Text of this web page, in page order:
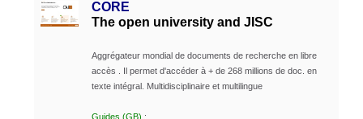
CORE
The open university and JISC
Aggrégateur mondial de documents de recherche en libre
accès . Il permet d'accéder à + de 268 millions de doc. en
texte intégral. Multidisciplinaire et multilingue
Guides (GB) :